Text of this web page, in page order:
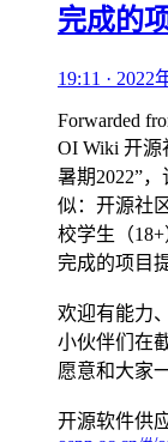
完成的
19:11 · 2022
Forwarded
OI Wiki 开源
暑期2022”，
似：开源社
校学生（
完成的项目
欢迎有能力
小伙伴们在
愿意和大家
开源软件供